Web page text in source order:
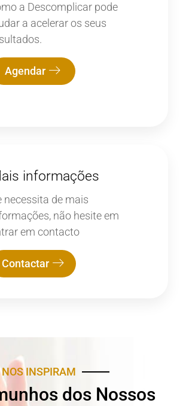
a Descomplicar pode
a acelerar os seus
Agendar
informações
necessita de mais
não hesite em
em contacto
Contactar
NOS INSPIRAM
dos Nossos